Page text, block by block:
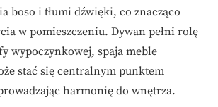
boso i tłumi dźwięki, co znacząco
w pomieszczeniu. Dywan pełni rolę
wypoczynkowej, spaja meble
stać się centralnym punktem
harmonię do wnętrza.